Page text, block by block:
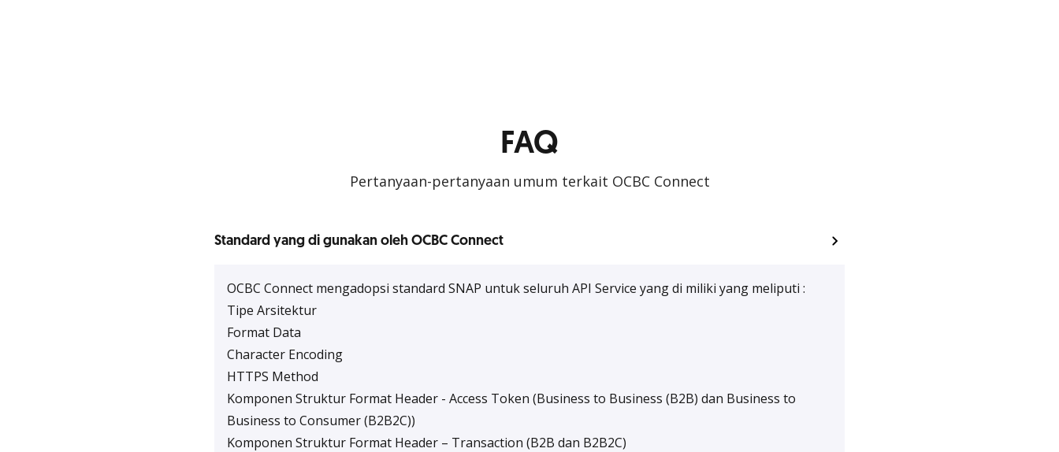
FAQ
Pertanyaan-pertanyaan umum terkait OCBC Connect
Standard yang di gunakan oleh OCBC Connect​
OCBC Connect mengadopsi standard SNAP untuk seluruh API Service yang di miliki yang meliputi :
Tipe Arsitektur
Format Data
Character Encoding
HTTPS Method
Komponen Struktur Format Header - Access Token (Business to Business (B2B) dan Business to
Business to Consumer (B2B2C))
Komponen Struktur Format Header – Transaction (B2B dan B2B2C)